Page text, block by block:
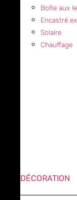
Boîte aux
Encastré
Solaire
Chauffage
DÉCORATION